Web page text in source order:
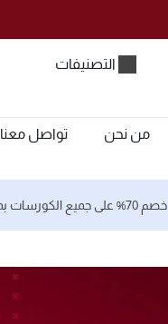
التصنيفات
من نحن تواصل معنا
خصم 70% على جميع الكورسات بمناسبة الجمعة البيضاء.. اشترك الآن